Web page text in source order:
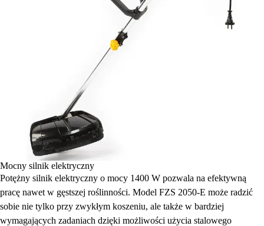
Mocny silnik elektryczny
Potężny silnik elektryczny o mocy 1400 W pozwala na efektywną
pracę nawet w gęstszej roślinności. Model FZS 2050-E może radzić
sobie nie tylko przy zwykłym koszeniu, ale także w bardziej
wymagających zadaniach dzięki możliwości użycia stalowego